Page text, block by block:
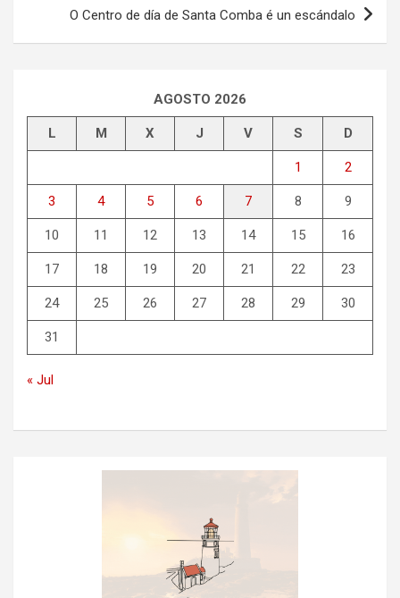
O Centro de día de Santa Comba é un escándalo
AGOSTO 2026
L M X J V S D
1 2
3 4 5 6 7 8 9
10 11 12 13 14 15 16
17 18 19 20 21 22 23
24 25 26 27 28 29 30
31
« Jul